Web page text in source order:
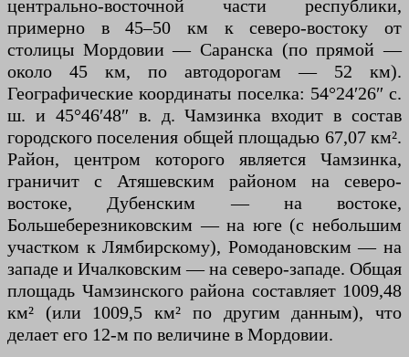
центрально-восточной части республики,
примерно в 45–50 км к северо-востоку от
столицы Мордовии — Саранска (по прямой —
около 45 км, по автодорогам — 52 км).
Географические координаты поселка: 54°24′26″ с.
ш. и 45°46′48″ в. д. Чамзинка входит в состав
городского поселения общей площадью 67,07 км².
Район, центром которого является Чамзинка,
граничит с Атяшевским районом на северо-
востоке, Дубенским — на востоке,
Большеберезниковским — на юге (с небольшим
участком к Лямбирскому), Ромодановским — на
западе и Ичалковским — на северо-западе. Общая
площадь Чамзинского района составляет 1009,48
км² (или 1009,5 км² по другим данным), что
делает его 12-м по величине в Мордовии.